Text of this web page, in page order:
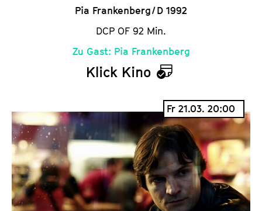
Pia Frankenberg / D 1992
DCP OF 92 Min.
Zu Gast: Pia Frankenberg
Klick Kino
K
a
l
e
n
d
e
Fr 21.03. 20:00